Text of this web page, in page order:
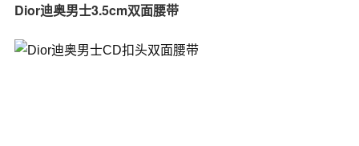
Dior迪奥男士3.5cm双面腰带